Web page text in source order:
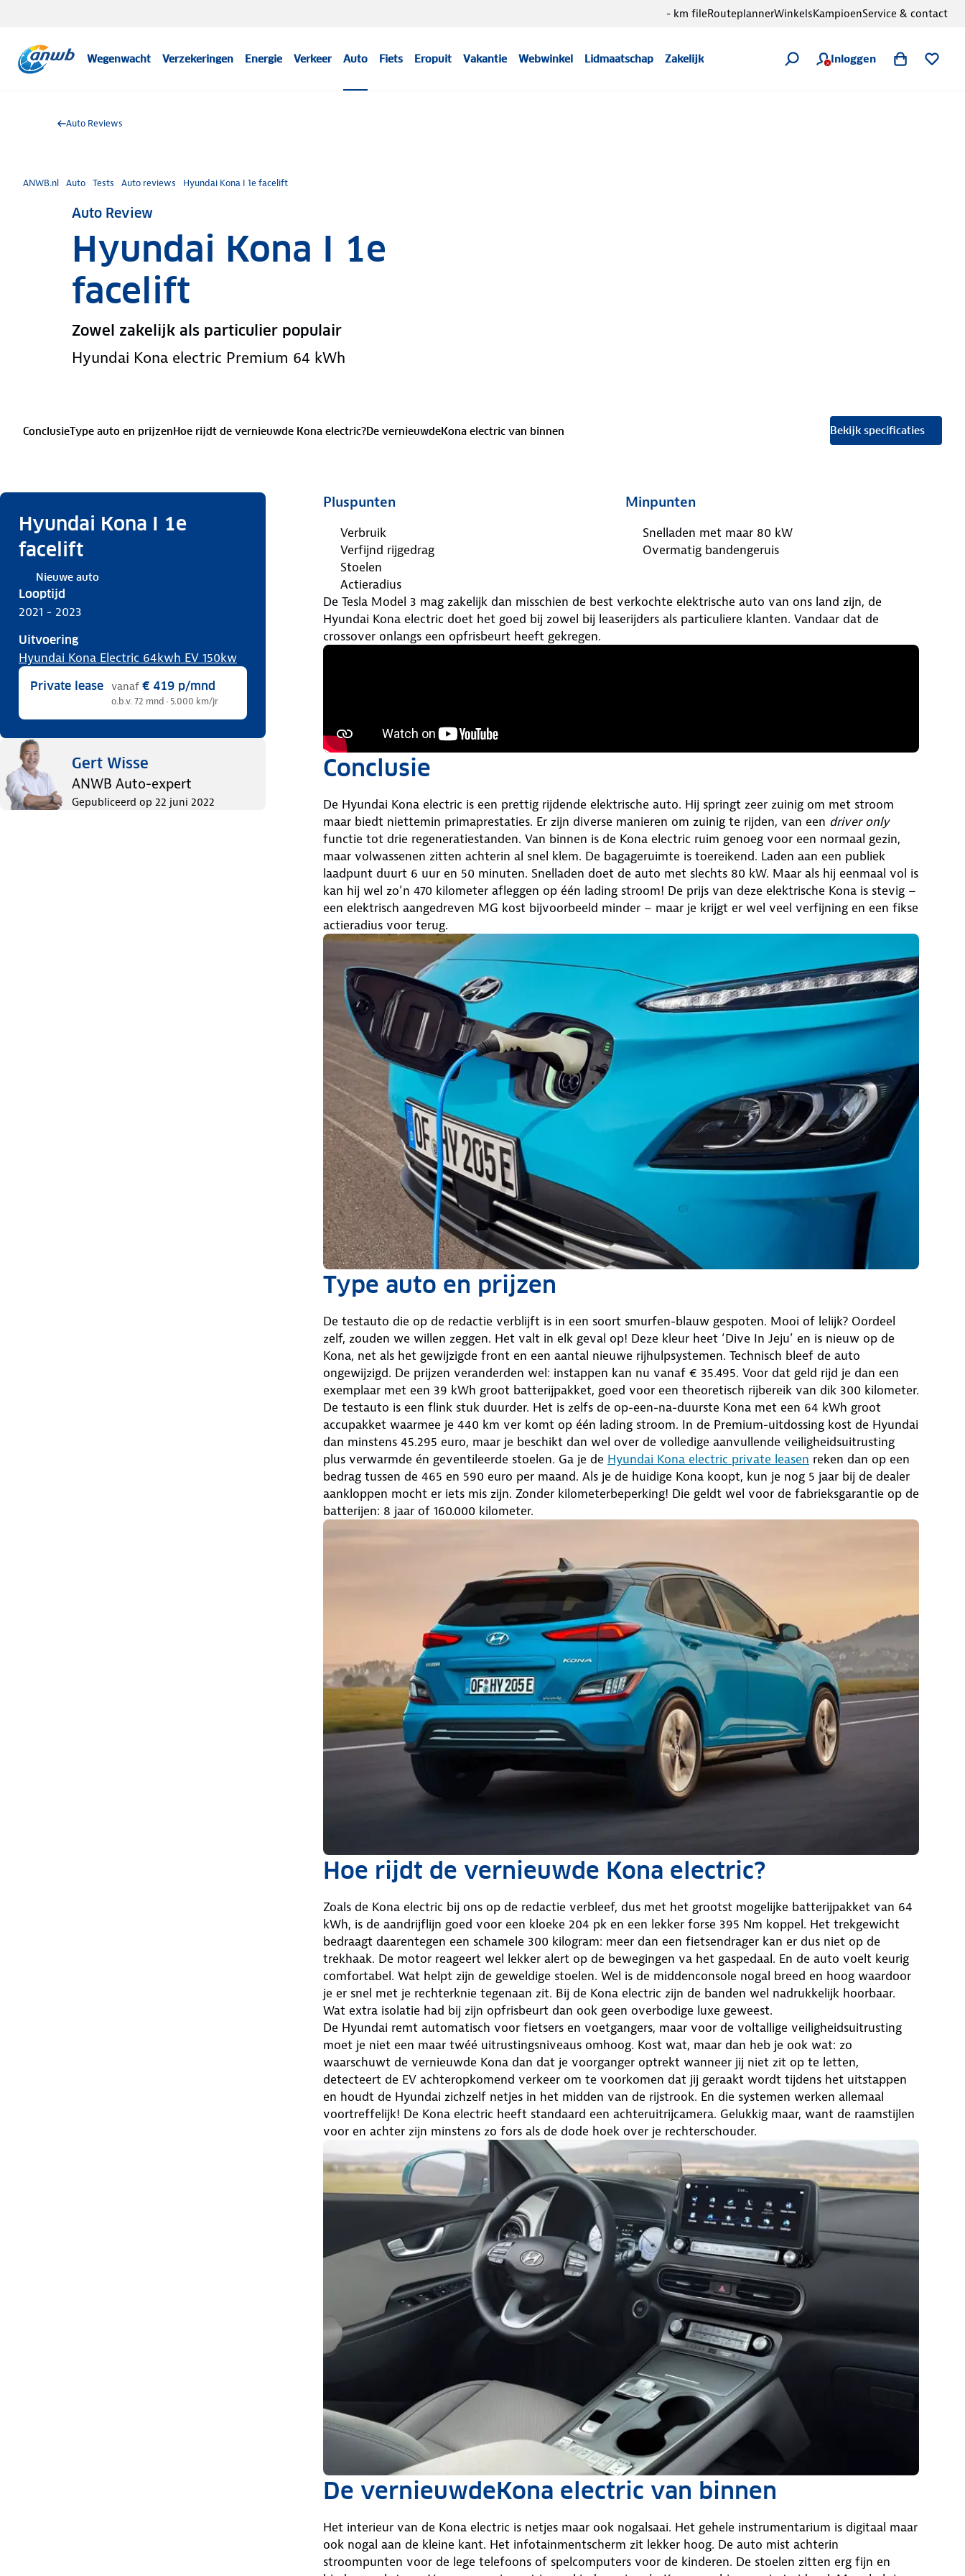
Wegenwacht Verzekeringen Energie Verkeer Auto Fiets Eropuit Vakantie Webwinkel Lidmaatschap Zakelijk Inloggen
- km fileRouteplannerWinkelsKampioenService & contact
Auto Reviews
ANWB.nl Auto Tests Auto reviews Hyundai Kona I 1e facelift
Auto Review
Hyundai Kona I 1e
facelift
Zowel zakelijk als particulier populair
Hyundai Kona electric Premium 64 kWh
ConclusieType auto en prijzenHoe rijdt de vernieuwde Kona electric?De vernieuwdeKona electric van binnen
Bekijk specificaties
Hyundai Kona I 1e
facelift
Nieuwe auto
Looptijd
2021 - 2023
Uitvoering
Hyundai Kona Electric 64kwh EV 150kw
Private lease vanaf € 419 p/mnd
o.b.v. 72 mnd · 5.000 km/jr
Gert Wisse
ANWB Auto-expert
Gepubliceerd op 22 juni 2022
Pluspunten
Verbruik
Verfijnd rijgedrag
Stoelen
Actieradius
Minpunten
Snelladen met maar 80 kW
Overmatig bandengeruis
De Tesla Model 3 mag zakelijk dan misschien de best verkochte elektrische auto van ons land zijn, de
Hyundai Kona electric doet het goed bij zowel bij leaserijders als particuliere klanten. Vandaar dat de
crossover onlangs een opfrisbeurt heeft gekregen.
Conclusie
De Hyundai Kona electric is een prettig rijdende elektrische auto. Hij springt zeer zuinig om met stroom
maar biedt niettemin primaprestaties. Er zijn diverse manieren om zuinig te rijden, van een driver only
functie tot drie regeneratiestanden. Van binnen is de Kona electric ruim genoeg voor een normaal gezin,
maar volwassenen zitten achterin al snel klem. De bagageruimte is toereikend. Laden aan een publiek
laadpunt duurt 6 uur en 50 minuten. Snelladen doet de auto met slechts 80 kW. Maar als hij eenmaal vol is
kan hij wel zo’n 470 kilometer afleggen op één lading stroom! De prijs van deze elektrische Kona is stevig –
een elektrisch aangedreven MG kost bijvoorbeeld minder – maar je krijgt er wel veel verfijning en een fikse
actieradius voor terug.
Type auto en prijzen
De testauto die op de redactie verblijft is in een soort smurfen-blauw gespoten. Mooi of lelijk? Oordeel
zelf, zouden we willen zeggen. Het valt in elk geval op! Deze kleur heet ‘Dive In Jeju’ en is nieuw op de
Kona, net als het gewijzigde front en een aantal nieuwe rijhulpsystemen. Technisch bleef de auto
ongewijzigd. De prijzen veranderden wel: instappen kan nu vanaf € 35.495. Voor dat geld rijd je dan een
exemplaar met een 39 kWh groot batterijpakket, goed voor een theoretisch rijbereik van dik 300 kilometer.
De testauto is een flink stuk duurder. Het is zelfs de op-een-na-duurste Kona met een 64 kWh groot
accupakket waarmee je 440 km ver komt op één lading stroom. In de Premium-uitdossing kost de Hyundai
dan minstens 45.295 euro, maar je beschikt dan wel over de volledige aanvullende veiligheidsuitrusting
plus verwarmde én geventileerde stoelen. Ga je de Hyundai Kona electric private leasen reken dan op een
bedrag tussen de 465 en 590 euro per maand. Als je de huidige Kona koopt, kun je nog 5 jaar bij de dealer
aankloppen mocht er iets mis zijn. Zonder kilometerbeperking! Die geldt wel voor de fabrieksgarantie op de
batterijen: 8 jaar of 160.000 kilometer.
Hoe rijdt de vernieuwde Kona electric?
Zoals de Kona electric bij ons op de redactie verbleef, dus met het grootst mogelijke batterijpakket van 64
kWh, is de aandrijflijn goed voor een kloeke 204 pk en een lekker forse 395 Nm koppel. Het trekgewicht
bedraagt daarentegen een schamele 300 kilogram: meer dan een fietsendrager kan er dus niet op de
trekhaak. De motor reageert wel lekker alert op de bewegingen va het gaspedaal. En de auto voelt keurig
comfortabel. Wat helpt zijn de geweldige stoelen. Wel is de middenconsole nogal breed en hoog waardoor
je er snel met je rechterknie tegenaan zit. Bij de Kona electric zijn de banden wel nadrukkelijk hoorbaar.
Wat extra isolatie had bij zijn opfrisbeurt dan ook geen overbodige luxe geweest.
De Hyundai remt automatisch voor fietsers en voetgangers, maar voor de voltallige veiligheidsuitrusting
moet je niet een maar twéé uitrustingsniveaus omhoog. Kost wat, maar dan heb je ook wat: zo
waarschuwt de vernieuwde Kona dan dat je voorganger optrekt wanneer jij niet zit op te letten,
detecteert de EV achteropkomend verkeer om te voorkomen dat jij geraakt wordt tijdens het uitstappen
en houdt de Hyundai zichzelf netjes in het midden van de rijstrook. En die systemen werken allemaal
voortreffelijk! De Kona electric heeft standaard een achteruitrijcamera. Gelukkig maar, want de raamstijlen
voor en achter zijn minstens zo fors als de dode hoek over je rechterschouder.
De vernieuwdeKona electric van binnen
Het interieur van de Kona electric is netjes maar ook nogalsaai. Het gehele instrumentarium is digitaal maar
ook nogal aan de kleine kant. Het infotainmentscherm zit lekker hoog. De auto mist achterin
stroompunten voor de lege telefoons of spelcomputers voor de kinderen. De stoelen zitten erg fijn en